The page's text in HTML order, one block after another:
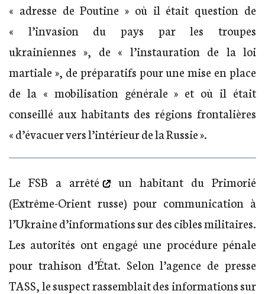
« adresse de Poutine » où il était question de
« l’invasion du pays par les troupes
ukrainiennes », de « l’instauration de la loi
martiale », de préparatifs pour une mise en place
de la « mobilisation générale » et où il était
conseillé aux habitants des régions frontalières
« d’évacuer vers l’intérieur de la Russie ».
Le FSB a arrêté
un habitant du Primorié
(Extrême-Orient russe) pour communication à
l’Ukraine d’informations sur des cibles militaires.
Les autorités ont engagé une procédure pénale
pour trahison d’État. Selon l’agence de presse
TASS, le suspect rassemblait des informations sur